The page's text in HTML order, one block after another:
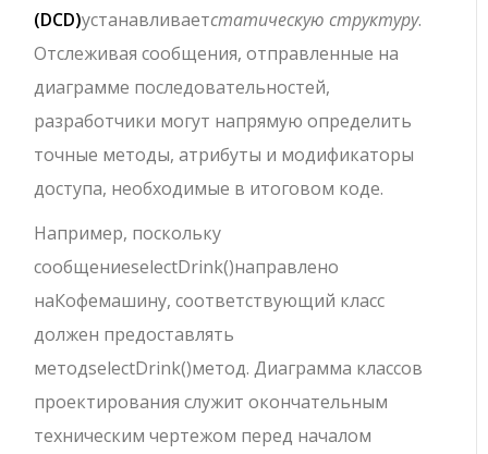
(DCD)устанавливаетстатическую структуру.
Отслеживая сообщения, отправленные на
диаграмме последовательностей,
разработчики могут напрямую определить
точные методы, атрибуты и модификаторы
доступа, необходимые в итоговом коде.
Например, поскольку
сообщениеselectDrink()направлено
наКофемашину, соответствующий класс
должен предоставлять
методselectDrink()метод. Диаграмма классов
проектирования служит окончательным
техническим чертежом перед началом